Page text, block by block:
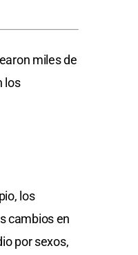
miles de
los
los
cambios en
por sexos,